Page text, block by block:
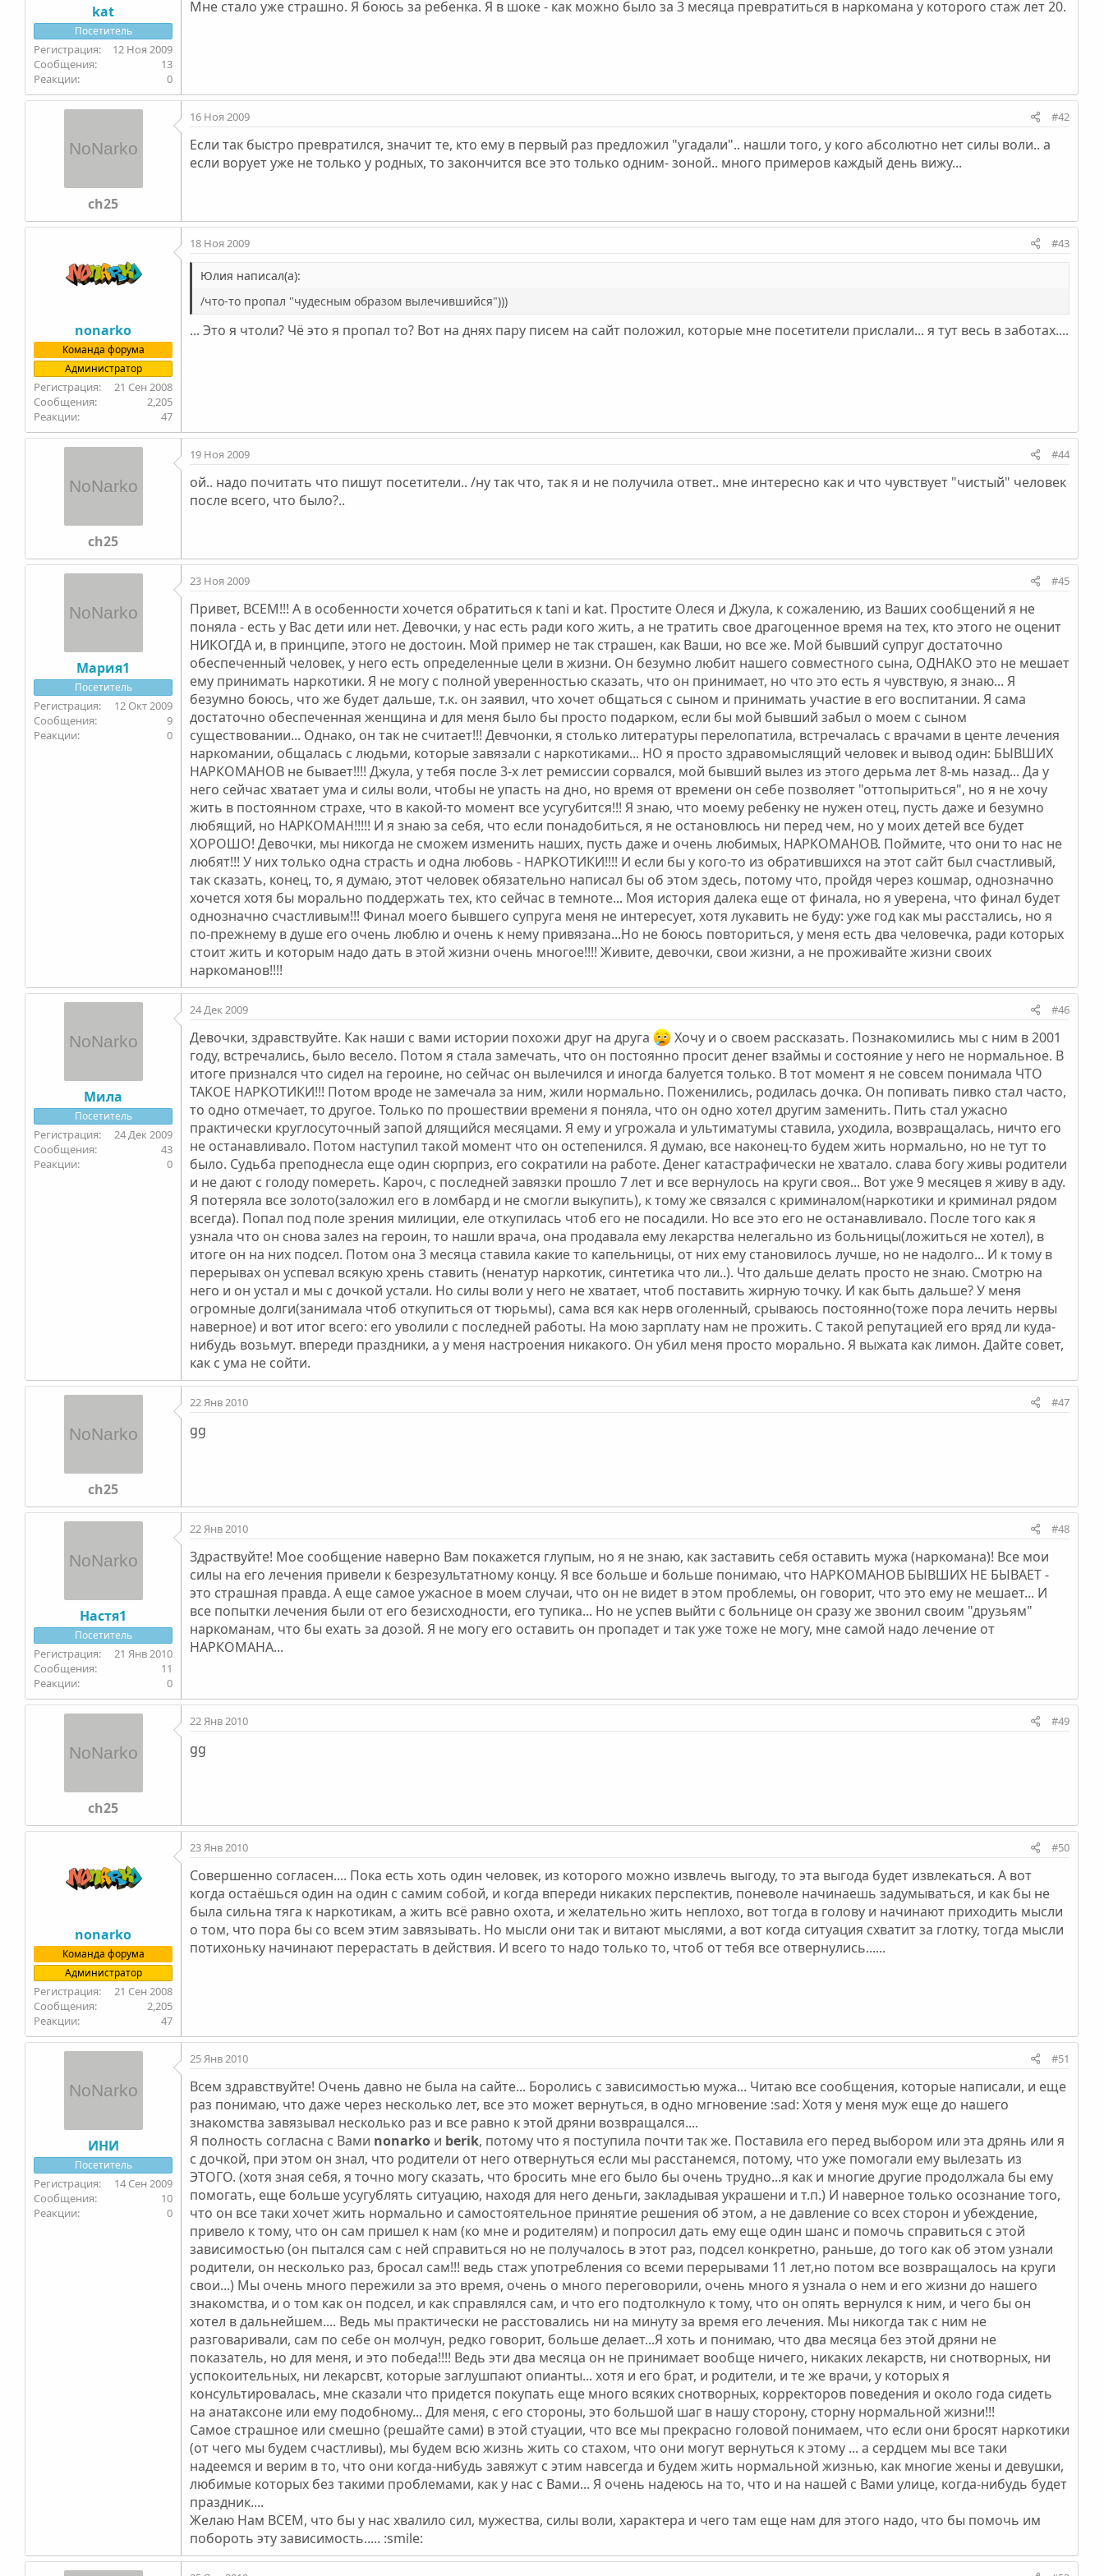
kat
Посетитель
12 Ноя 2009
13
0
Мне стало уже страшно. Я боюсь за ребенка. Я в шоке - как можно было за 3 месяца превратиться в наркомана у которого стаж лет 20.
ch25
16 Ноя 2009 #42
Если так быстро превратился, значит те, кто ему в первый раз предложил "угадали".. нашли того, у кого абсолютно нет силы воли.. а
если ворует уже не только у родных, то закончится все это только одним- зоной.. много примеров каждый день вижу...
nonarko
Команда форума
Администратор
21 Сен 2008
2,205
47
18 Ноя 2009 #43
Юлия написал(а):
/что-то пропал "чудесным образом вылечившийся")))
... Это я чтоли? Чё это я пропал то? Вот на днях пару писем на сайт положил, которые мне посетители прислали... я тут весь в заботах....
ch25
19 Ноя 2009 #44
ой.. надо почитать что пишут посетители.. /ну так что, так я и не получила ответ.. мне интересно как и что чувствует "чистый" человек
после всего, что было?..
Мария1
Посетитель
12 Окт 2009
9
0
23 Ноя 2009 #45
Привет, ВСЕМ!!! А в особенности хочется обратиться к tani и kat. Простите Олеся и Джула, к сожалению, из Ваших сообщений я не
поняла - есть у Вас дети или нет. Девочки, у нас есть ради кого жить, а не тратить свое драгоценное время на тех, кто этого не оценит
НИКОГДА и, в принципе, этого не достоин. Мой пример не так страшен, как Ваши, но все же. Мой бывший супруг достаточно
обеспеченный человек, у него есть определенные цели в жизни. Он безумно любит нашего совместного сына, ОДНАКО это не мешает
ему принимать наркотики. Я не могу с полной уверенностью сказать, что он принимает, но что это есть я чувствую, я знаю... Я
безумно боюсь, что же будет дальше, т.к. он заявил, что хочет общаться с сыном и принимать участие в его воспитании. Я сама
достаточно обеспеченная женщина и для меня было бы просто подарком, если бы мой бывший забыл о моем с сыном
существовании... Однако, он так не считает!!! Девчонки, я столько литературы перелопатила, встречалась с врачами в центе лечения
наркомании, общалась с людьми, которые завязали с наркотиками... НО я просто здравомыслящий человек и вывод один: БЫВШИХ
НАРКОМАНОВ не бывает!!!! Джула, у тебя после 3-х лет ремиссии сорвался, мой бывший вылез из этого дерьма лет 8-мь назад... Да у
него сейчас хватает ума и силы воли, чтобы не упасть на дно, но время от времени он себе позволяет "оттопыриться", но я не хочу
жить в постоянном страхе, что в какой-то момент все усугубится!!! Я знаю, что моему ребенку не нужен отец, пусть даже и безумно
любящий, но НАРКОМАН!!!!! И я знаю за себя, что если понадобиться, я не остановлюсь ни перед чем, но у моих детей все будет
ХОРОШО! Девочки, мы никогда не сможем изменить наших, пусть даже и очень любимых, НАРКОМАНОВ. Поймите, что они то нас не
любят!!! У них только одна страсть и одна любовь - НАРКОТИКИ!!!! И если бы у кого-то из обратившихся на этот сайт был счастливый,
так сказать, конец, то, я думаю, этот человек обязательно написал бы об этом здесь, потому что, пройдя через кошмар, однозначно
хочется хотя бы морально поддержать тех, кто сейчас в темноте... Моя история далека еще от финала, но я уверена, что финал будет
однозначно счастливым!!! Финал моего бывшего супруга меня не интересует, хотя лукавить не буду: уже год как мы расстались, но я
по-прежнему в душе его очень люблю и очень к нему привязана...Но не боюсь повториться, у меня есть два человечка, ради которых
стоит жить и которым надо дать в этой жизни очень многое!!!! Живите, девочки, свои жизни, а не проживайте жизни своих
наркоманов!!!!
Мила
Посетитель
24 Дек 2009
43
0
24 Дек 2009 #46
Девочки, здравствуйте. Как наши с вами истории похожи друг на друга
Хочу и о своем рассказать. Познакомились мы с ним в 2001
году, встречались, было весело. Потом я стала замечать, что он постоянно просит денег взаймы и состояние у него не нормальное. В
итоге признался что сидел на героине, но сейчас он вылечился и иногда балуется только. В тот момент я не совсем понимала ЧТО
ТАКОЕ НАРКОТИКИ!!! Потом вроде не замечала за ним, жили нормально. Поженились, родилась дочка. Он попивать пивко стал часто,
то одно отмечает, то другое. Только по прошествии времени я поняла, что он одно хотел другим заменить. Пить стал ужасно
практически круглосуточный запой длящийся месяцами. Я ему и угрожала и ультиматумы ставила, уходила, возвращалась, ничто его
не останавливало. Потом наступил такой момент что он остепенился. Я думаю, все наконец-то будем жить нормально, но не тут то
было. Судьба преподнесла еще один сюрприз, его сократили на работе. Денег катастрафически не хватало. слава богу живы родители
и не дают с голоду помереть. Кароч, с последней завязки прошло 7 лет и все вернулось на круги своя... Вот уже 9 месяцев я живу в аду.
Я потеряла все золото(заложил его в ломбард и не смогли выкупить), к тому же связался с криминалом(наркотики и криминал рядом
всегда). Попал под поле зрения милиции, еле откупилась чтоб его не посадили. Но все это его не останавливало. После того как я
узнала что он снова залез на героин, то нашли врача, она продавала ему лекарства нелегально из больницы(ложиться не хотел), в
итоге он на них подсел. Потом она 3 месяца ставила какие то капельницы, от них ему становилось лучше, но не надолго... И к тому в
перерывах он успевал всякую хрень ставить (ненатур наркотик, синтетика что ли..). Что дальше делать просто не знаю. Смотрю на
него и он устал и мы с дочкой устали. Но силы воли у него не хватает, чтоб поставить жирную точку. И как быть дальше? У меня
огромные долги(занимала чтоб откупиться от тюрьмы), сама вся как нерв оголенный, срываюсь постоянно(тоже пора лечить нервы
наверное) и вот итог всего: его уволили с последней работы. На мою зарплату нам не прожить. С такой репутацией его вряд ли куда-
нибудь возьмут. впереди праздники, а у меня настроения никакого. Он убил меня просто морально. Я выжата как лимон. Дайте совет,
как с ума не сойти.
ch25
22 Янв 2010 #47
gg
Настя1
Посетитель
21 Янв 2010
11
0
22 Янв 2010 #48
Здраствуйте! Мое сообщение наверно Вам покажется глупым, но я не знаю, как заставить себя оставить мужа (наркомана)! Все мои
силы на его лечения привели к безрезультатному концу. Я все больше и больше понимаю, что НАРКОМАНОВ БЫВШИХ НЕ БЫВАЕТ -
это страшная правда. А еще самое ужасное в моем случаи, что он не видет в этом проблемы, он говорит, что это ему не мешает... И
все попытки лечения были от его безисходности, его тупика... Но не успев выйти с больнице он сразу же звонил своим "друзьям"
наркоманам, что бы ехать за дозой. Я не могу его оставить он пропадет и так уже тоже не могу, мне самой надо лечение от
НАРКОМАНА...
ch25
22 Янв 2010 #49
gg
nonarko
Команда форума
Администратор
21 Сен 2008
2,205
47
23 Янв 2010 #50
Совершенно согласен.... Пока есть хоть один человек, из которого можно извлечь выгоду, то эта выгода будет извлекаться. А вот
когда остаёшься один на один с самим собой, и когда впереди никаких перспектив, поневоле начинаешь задумываться, и как бы не
была сильна тяга к наркотикам, а жить всё равно охота, и желательно жить неплохо, вот тогда в голову и начинают приходить мысли
о том, что пора бы со всем этим завязывать. Но мысли они так и витают мыслями, а вот когда ситуация схватит за глотку, тогда мысли
потихоньку начинают перерастать в действия. И всего то надо только то, чтоб от тебя все отвернулись......
ИНИ
Посетитель
14 Сен 2009
10
0
25 Янв 2010 #51
Всем здравствуйте! Очень давно не была на сайте... Боролись с зависимостью мужа... Читаю все сообщения, которые написали, и еще
раз понимаю, что даже через несколько лет, все это может вернуться, в одно мгновение :sad: Хотя у меня муж еще до нашего
знакомства завязывал несколько раз и все равно к этой дряни возвращался....
Я полность согласна с Вами nonarko и berik, потому что я поступила почти так же. Поставила его перед выбором или эта дрянь или я
с дочкой, при этом он знал, что родители от него отвернуться если мы расстанемся, потому, что уже помогали ему вылезать из
ЭТОГО. (хотя зная себя, я точно могу сказать, что бросить мне его было бы очень трудно...я как и многие другие продолжала бы ему
помогать, еще больше усугублять ситуацию, находя для него деньги, закладывая украшени и т.п.) И наверное только осознание того,
что он все таки хочет жить нормально и самостоятельное принятие решения об этом, а не давление со всех сторон и убеждение,
привело к тому, что он сам пришел к нам (ко мне и родителям) и попросил дать ему еще один шанс и помочь справиться с этой
зависимостью (он пытался сам с ней справиться но не получалось в этот раз, подсел конкретно, раньше, до того как об этом узнали
родители, он несколько раз, бросал сам!!! ведь стаж употребления со всеми перерывами 11 лет,но потом все возвращалось на круги
свои...) Мы очень много пережили за это время, очень о много переговорили, очень много я узнала о нем и его жизни до нашего
знакомства, и о том как он подсел, и как справлялся сам, и что его подтолкнуло к тому, что он опять вернулся к ним, и чего бы он
хотел в дальнейшем.... Ведь мы практически не расстовались ни на минуту за время его лечения. Мы никогда так с ним не
разговаривали, сам по себе он молчун, редко говорит, больше делает...Я хоть и понимаю, что два месяца без этой дряни не
показатель, но для меня, и это победа!!!! Ведь эти два месяца он не принимает вообще ничего, никаких лекарств, ни снотворных, ни
успокоительных, ни лекарсвт, которые заглушпают опианты... хотя и его брат, и родители, и те же врачи, у которых я
консультировалась, мне сказали что придется покупать еще много всяких снотворных, корректоров поведения и около года сидеть
на анатаксоне или ему подобному... Для меня, с его стороны, это большой шаг в нашу сторону, сторну нормальной жизни!!!
Самое страшное или смешно (решайте сами) в этой стуации, что все мы прекрасно головой понимаем, что если они бросят наркотики
(от чего мы будем счастливы), мы будем всю жизнь жить со стахом, что они могут вернуться к этому ... а сердцем мы все таки
надеемся и верим в то, что они когда-нибудь завяжут с этим навсегда и будем жить нормальной жизнью, как многие жены и девушки,
любимые которых без такими проблемами, как у нас с Вами... Я очень надеюсь на то, что и на нашей с Вами улице, когда-нибудь будет
праздник....
Желаю Нам ВСЕМ, что бы у нас хвалило сил, мужества, силы воли, характера и чего там еще нам для этого надо, что бы помочь им
побороть эту зависимость..... :smile: